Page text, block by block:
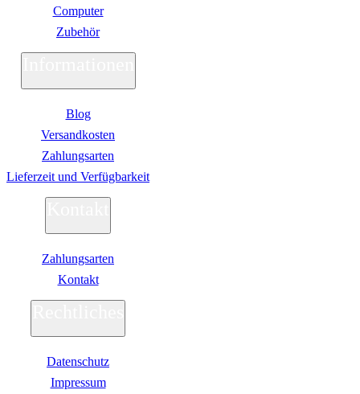
Computer
Zubehör
Blog
Versandkosten
Zahlungsarten
Lieferzeit und Verfügbarkeit
Zahlungsarten
Kontakt
Datenschutz
Impressum